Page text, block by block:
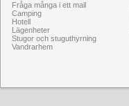
Fråga många i ett mail
Camping
Hotell
Lägenheter
Stugor och stuguthyrning
Vandrarhem